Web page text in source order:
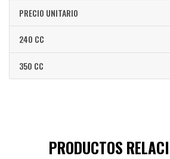
PRECIO UNITARIO
240 CC
350 CC
PRODUCTOS